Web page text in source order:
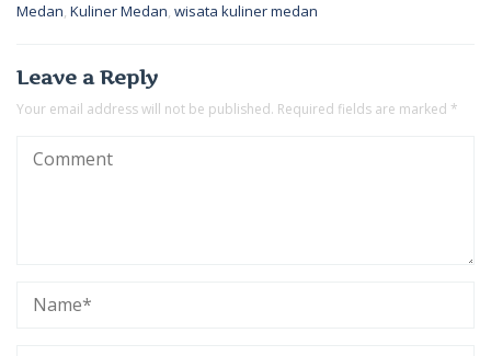
Medan, Kuliner Medan, wisata kuliner medan
Leave a Reply
Your email address will not be published. Required fields are marked *